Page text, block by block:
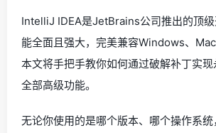
IntelliJ IDEA是JetBrains公司推出的顶
能全面且强大，完美兼容Windows、Mac
本文将手把手教你如何通过破解补丁实
全部高级功能。
无论你使用的是哪个版本、哪个操作系